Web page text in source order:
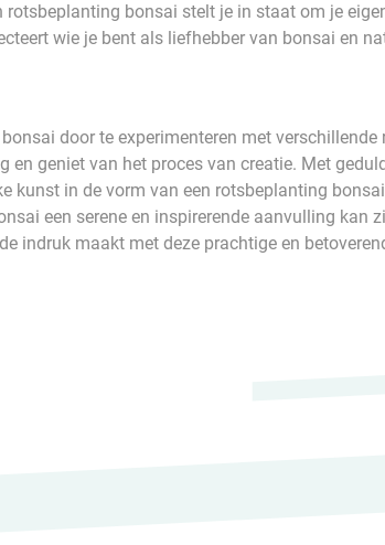
rotsbeplanting bonsai stelt je in staat om je
wie je bent als liefhebber van bonsai en
door te experimenteren met verschillende
en geniet van het proces van creatie. Met
kunst in de vorm van een rotsbeplanting
een serene en inspirerende aanvulling kan
indruk maakt met deze prachtige en